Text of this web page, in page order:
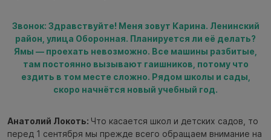
Звонок: Здравствуйте! Меня зовут Карина. Ленинский
район, улица Оборонная. Планируется ли её делать?
Ямы — проехать невозможно. Все машины разбитые,
там постоянно вызывают гаишников, потому что
ездить в том месте сложно. Рядом школы и сады,
скоро начнётся новый учебный год.
Анатолий Локоть: Что касается школ и детских садов, то
перед 1 сентября мы прежде всего обращаем внимание на